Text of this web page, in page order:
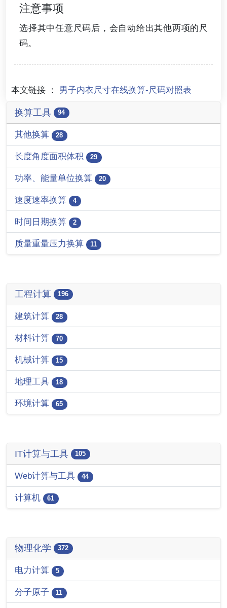
注意事项
选择其中任意尺码后，会自动给出其他两项的尺
码。
本文链接 ： 男子内衣尺寸在线换算-尺码对照表
换算工具 94
其他换算 28
长度角度面积体积 29
功率、能量单位换算 20
速度速率换算 4
时间日期换算 2
质量重量压力换算 11
工程计算 196
建筑计算 28
材料计算 70
机械计算 15
地理工具 18
环境计算 65
IT计算与工具 105
Web计算与工具 44
计算机 61
物理化学 372
电力计算 5
分子原子 11